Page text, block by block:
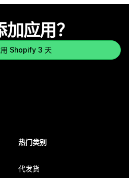
应用？
Shopify 3 天
热门类别
代发货